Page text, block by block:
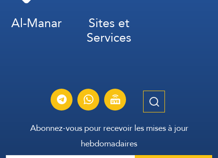
Al-Manar Sites et
Services
Abonnez-vous pour recevoir les mises à jour
hebdomadaires